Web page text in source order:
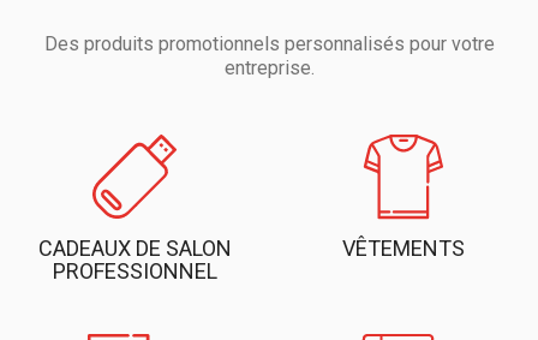
Des produits promotionnels personnalisés pour votre
entreprise.
CADEAUX DE SALON
PROFESSIONNEL
VÊTEMENTS